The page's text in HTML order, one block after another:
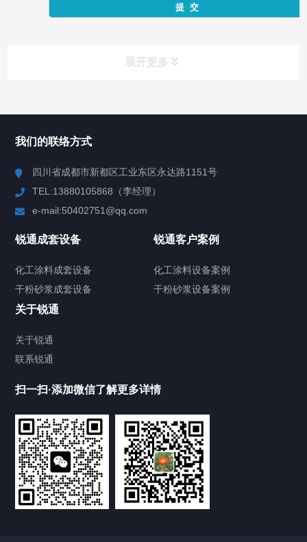
展开更多
混合机
输送机
化工涂料设备
其他配套设备
我们的联络方式
四川省成都市新都区工业东区永达路1151号
TEL:13880105868（李经理）
e-mail:50402751@qq.com
锐通成套设备
化工涂料成套设备
干粉砂浆成套设备
锐通客户案例
化工涂料设备案例
干粉砂浆设备案例
关于锐通
关于锐通
联系锐通
扫一扫·添加微信了解更多详情